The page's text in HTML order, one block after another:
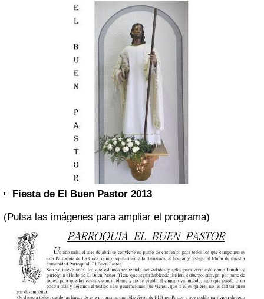
Fiesta de El Buen Pastor 2013
(Pulsa las imágenes para ampliar el programa)